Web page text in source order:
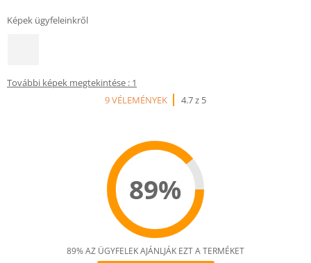
Képek ügyfeleinkről
További képek megtekintése : 1
9 VÉLEMÉNYEK
4.7 z 5
89%
89% AZ ÜGYFELEK AJÁNLJÁK EZT A TERMÉKET